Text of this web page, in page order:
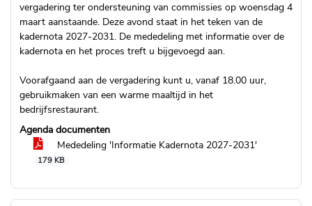
vergadering ter ondersteuning van commissies op woensdag 4
maart aanstaande. Deze avond staat in het teken van de
kadernota 2027-2031. De mededeling met informatie over de
kadernota en het proces treft u bijgevoegd aan.
Voorafgaand aan de vergadering kunt u, vanaf 18.00 uur,
gebruikmaken van een warme maaltijd in het
bedrijfsrestaurant.
Agenda documenten
Mededeling 'Informatie Kadernota 2027-2031'
179 KB